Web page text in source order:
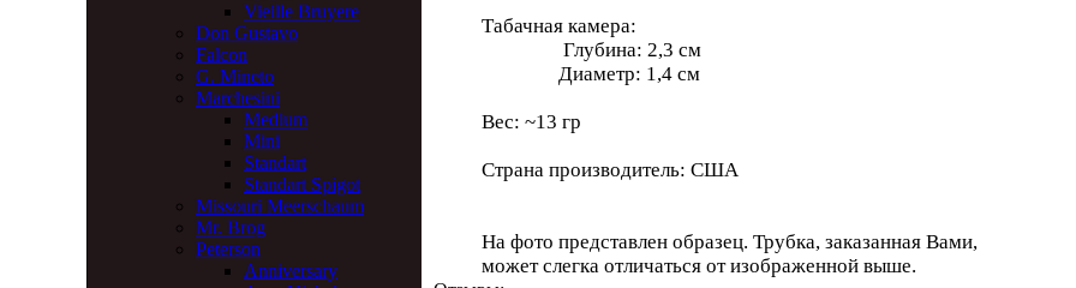
Vieille Bruyere
Don Gustavo
Falcon
G. Mineto
Marchesini
Medium
Mini
Standart
Standart Spigot
Missouri Meerschaum
Mr. Brog
Peterson
Anniversary
Табачная камера:
Глубина: 2,3 см
Диаметр: 1,4 см
Вес: ~13 гр
Страна производитель: США
На фото представлен образец. Трубка, заказанная Вами,
может слегка отличаться от изображенной выше.